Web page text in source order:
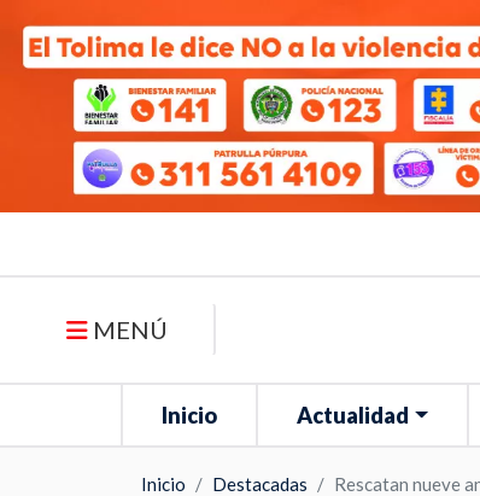
MENÚ
Inicio Actualidad
Inicio Destacadas Rescatan nueve